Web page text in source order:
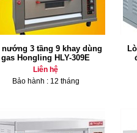
nướng 3 tầng 9 khay dùng
gas Hongling HLY-309E
Liên hệ
Bảo hành : 12 tháng